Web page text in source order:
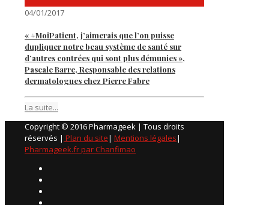
04/01/2017
« #MoiPatient, j’aimerais que l’on puisse
dupliquer notre beau système de santé sur
d’autres contrées qui sont plus démunies »,
Pascale Barre, Responsable des relations
dermatologues chez Pierre Fabre
La suite...
Copyright © 2016 Pharmageek | Tous droits
réservés | Plan du site| Mentions légales|
Pharmageek.fr par Chanfimao